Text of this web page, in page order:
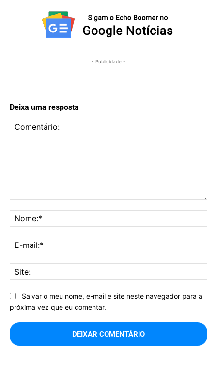
- Publicidade -
Deixa uma resposta
Salvar o meu nome, e-mail e site neste navegador para a
próxima vez que eu comentar.